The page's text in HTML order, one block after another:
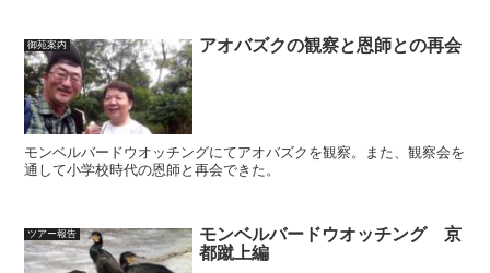
御苑案内 アオバズクの観察と恩師との再会
モンベルバードウオッチングにてアオバズクを観察。また、観察会を
通して小学校時代の恩師と再会できた。
ツアー報告
モンベルバードウオッチング 京
都蹴上編